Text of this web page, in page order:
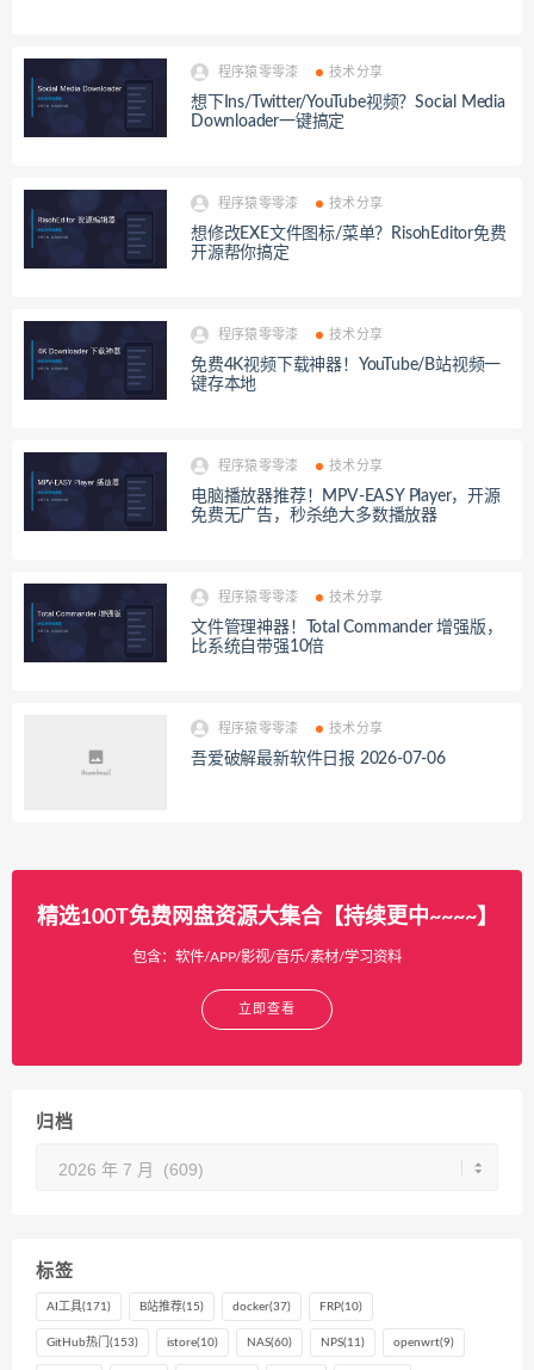
程序猿零零漆 技术分享
想下Ins/Twitter/YouTube视频？Social Media
Downloader一键搞定
程序猿零零漆 技术分享
想修改EXE文件图标/菜单？RisohEditor免费
开源帮你搞定
程序猿零零漆 技术分享
免费4K视频下载神器！YouTube/B站视频一
键存本地
程序猿零零漆 技术分享
电脑播放器推荐！MPV-EASY Player，开源
免费无广告，秒杀绝大多数播放器
程序猿零零漆 技术分享
文件管理神器！Total Commander 增强版，
比系统自带强10倍
程序猿零零漆 技术分享
吾爱破解最新软件日报 2026-07-06
精选100T免费网盘资源大集合【持续更中~~~~】
包含：软件/APP/影视/音乐/素材/学习资料
立即查看
归档
标签
AI工具(171) B站推荐(15) docker(37) FRP(10)
GitHub热门 (153) istore(10) NAS(60) NPS(11) openwrt(9)